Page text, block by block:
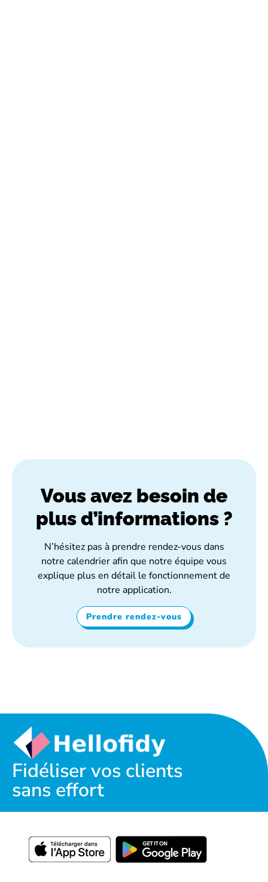
Vous avez besoin de
plus d’informations ?
N’hésitez pas à prendre rendez-vous dans
notre calendrier afin que notre équipe vous
explique plus en détail le fonctionnement de
notre application.
Prendre rendez-vous
Fidéliser vos clients
sans effort